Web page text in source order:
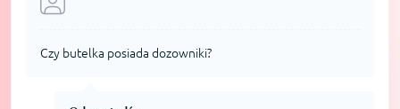
Czy butelka posiada dozowniki?